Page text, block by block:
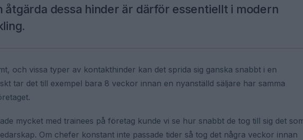
åtgärda dessa hinder är därför essentiellt i modern
och vissa typer av kontakthinder kan det sprida sig ganska snabbt i en
tar det till exempel bara 8 veckor innan en nyanställd säljare har samma
mycket med trainees på företag kunde vi se hur snabbt de tog till sig det
Om chefer konstant inte passade tider så tog det några veckor innan